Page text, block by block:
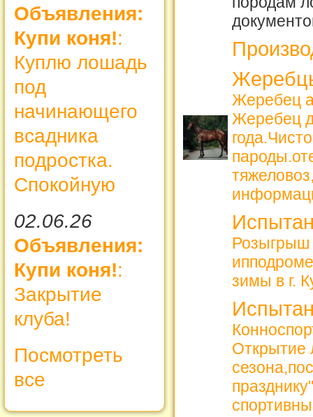
Объявления:
Купи коня!:
Куплю лошадь
под
начинающего
всадника
подростка.
Спокойную
02.06.26
Объявления:
Купи коня!:
Закрытие
клуба!
Посмотреть
все
Жеребец
Жеребец
Розыгрыш
зимы в г.
Открытие